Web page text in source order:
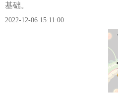
基础。
2022-12-06 15:11:00